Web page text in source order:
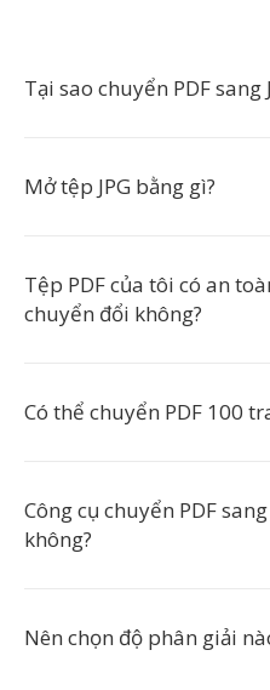
Tại sao chuyển PDF sang
Mở tệp JPG bằng gì?
Tệp PDF của tôi có an
chuyển đổi không?
Có thể chuyển PDF 100
Công cụ chuyển PDF
không?
Nên chọn độ phân giải